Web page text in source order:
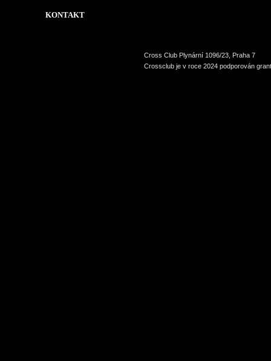
KONTAKT
Cross Club Plynární 1096/23, Praha 7
Crossclub je v roce 2024 podporován